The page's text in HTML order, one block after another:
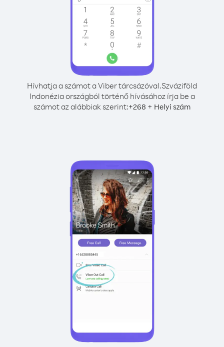
Hívhatja a számot a Viber tárcsázóval.Szváziföld
Indonézia országból történő hívásához írja be a
számot az alábbiak szerint:+268 + Helyi szám